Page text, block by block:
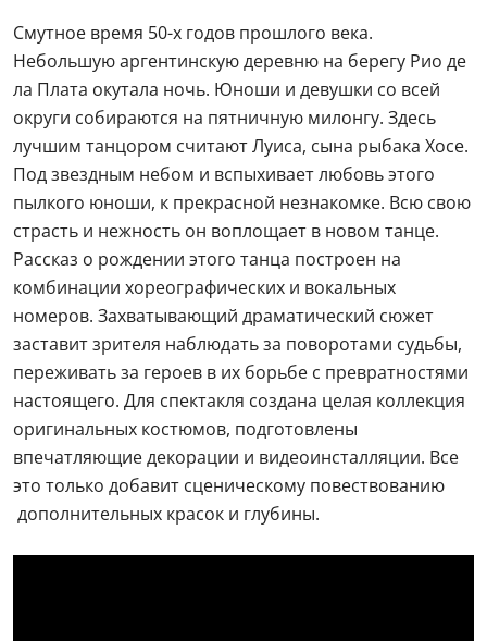
Смутное время 50-х годов прошлого века.
Небольшую аргентинскую деревню на берегу Рио де
ла Плата окутала ночь. Юноши и девушки со всей
округи собираются на пятничную милонгу. Здесь
лучшим танцором считают Луиса, сына рыбака Хосе.
Под звездным небом и вспыхивает любовь этого
пылкого юноши, к прекрасной незнакомке. Всю свою
страсть и нежность он воплощает в новом танце.
Рассказ о рождении этого танца построен на
комбинации хореографических и вокальных
номеров. Захватывающий драматический сюжет
заставит зрителя наблюдать за поворотами судьбы,
переживать за героев в их борьбе с превратностями
настоящего. Для спектакля создана целая коллекция
оригинальных костюмов, подготовлены
впечатляющие декорации и видеоинсталляции. Все
это только добавит сценическому повествованию
дополнительных красок и глубины.